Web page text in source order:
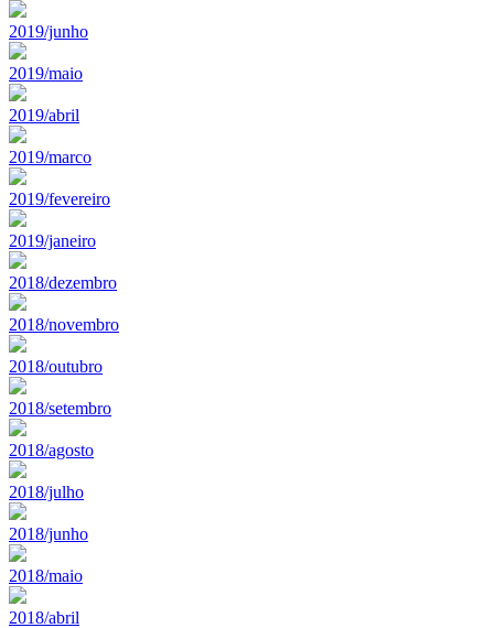
2019/junho
2019/maio
2019/abril
2019/marco
2019/fevereiro
2019/janeiro
2018/dezembro
2018/novembro
2018/outubro
2018/setembro
2018/agosto
2018/julho
2018/junho
2018/maio
2018/abril